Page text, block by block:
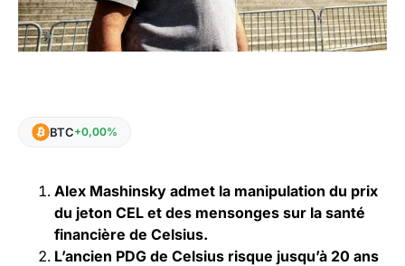
BTC+0,00%
Alex Mashinsky admet la manipulation du prix
du jeton CEL et des mensonges sur la santé
financière de Celsius.
L’ancien PDG de Celsius risque jusqu’à 20 ans